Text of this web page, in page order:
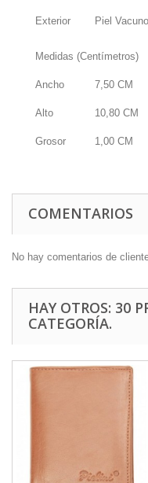
Exterior Piel Vacuno
Medidas (Centímetros)
Ancho 7,50 CM
Alto 10,80 CM
Grosor 1,00 CM
COMENTARIOS
No hay comentarios de
HAY OTROS: 30
CATEGORÍA.